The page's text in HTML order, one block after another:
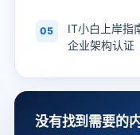
05
IT小白上岸指
企业架构认证
没有找到需要的内